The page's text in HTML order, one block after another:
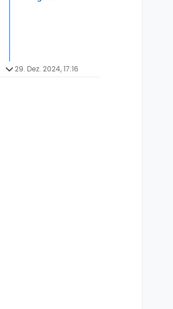
29. Dez. 2024, 17:16